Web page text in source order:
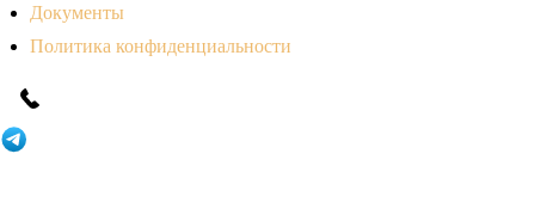
Документы
Политика конфиденциальности